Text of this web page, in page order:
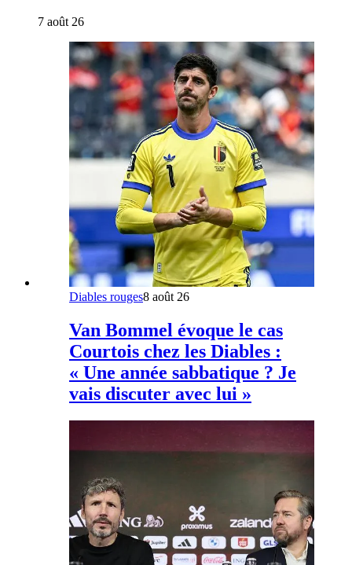
7 août 26
Diables rouges8 août 26
Van Bommel évoque le cas
Courtois chez les Diables :
« Une année sabbatique ? Je
vais discuter avec lui »